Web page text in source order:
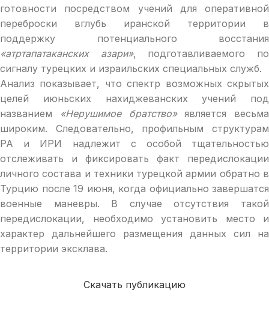
готовности посредством учений для оперативной
переброски вглубь иранской территории в
поддержку потенциального восстания
«атртaпатаканских азари», подготавливаемого по
сигналу турецких и израильских специальных служб.
Анализ показывает, что спектр возможных скрытых
целей июньских нахиджеванских учений под
названием
«Нерушимое братство»является весьма
широким. Следовательно, профильным структурам
РА и ИРИ надлежит с особой тщательностью
отслеживать и фиксировать факт передислокации
личного состава и техники турецкой армии обратно в
Турцию после 19 июня, когда официально завершатся
военные маневры. В случае отсутствия такой
передислокации, необходимо установить место и
характер дальнейшего размещения данных сил на
территории эксклава.
Скачать публикацию